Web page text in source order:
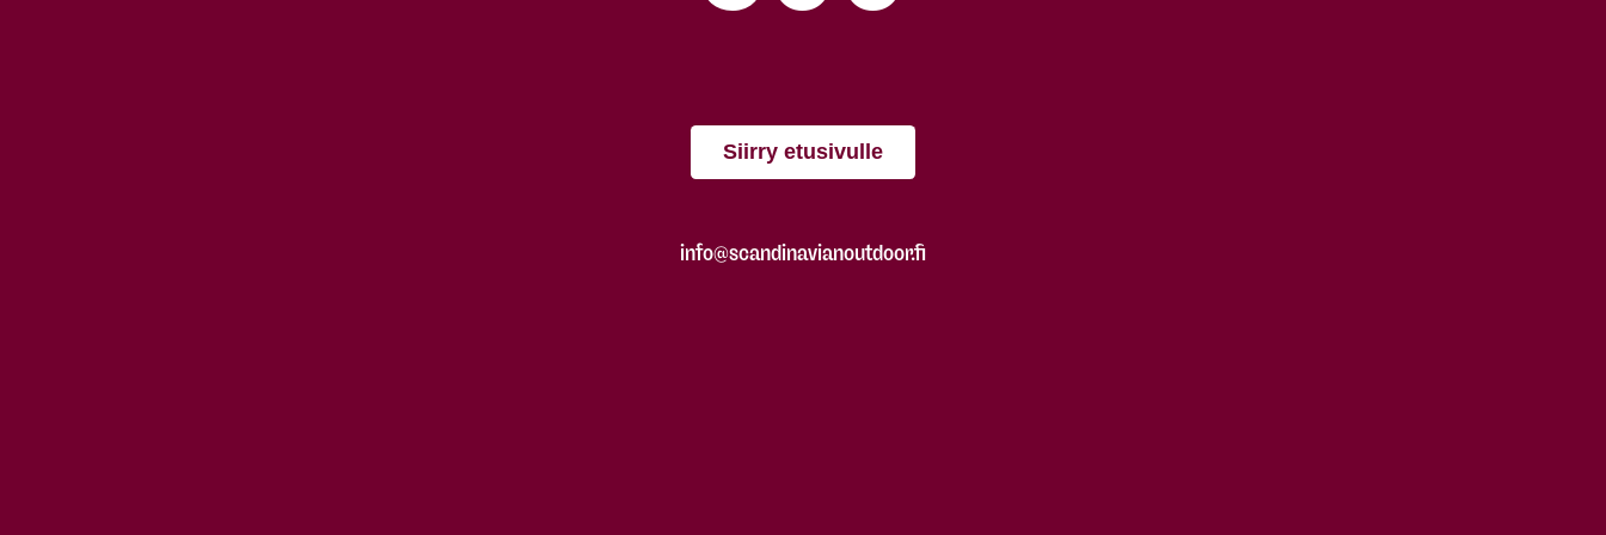
Siirry etusivulle
info@scandinavianoutdoor.fi